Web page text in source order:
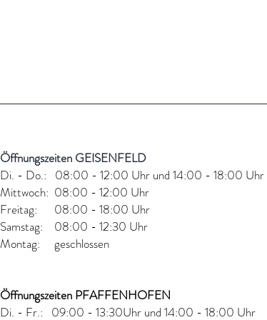
Öffnungszeiten GEISENFELD
Di. - Do.: 08:00 - 12:00 Uhr und 14:00 - 18:00 Uhr
Mittwoch: 08:00 - 12:00 Uhr
Freitag: 08:00 - 18:00 Uhr
Samstag: 08:00 - 12:30 Uhr
Montag: geschlossen
Öffnungszeiten PFAFFENHOFEN
Di. - Fr.: 09:00 - 13:30Uhr und 14:00 - 18:00 Uhr